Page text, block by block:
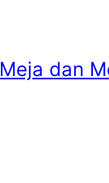
Meja dan